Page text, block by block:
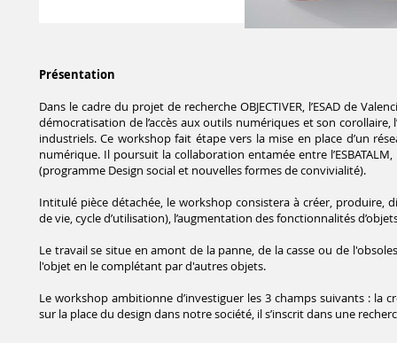
Présentation
Dans le cadre du projet de recherche OBJECTIVER, l’ESAD de
démocratisation de l’accès aux outils numériques et son
industriels. Ce workshop fait étape vers la mise en place d’un
numérique. Il poursuit la collaboration entamée entre
(programme Design social et nouvelles formes de convivialité).
Intitulé pièce détachée, le workshop consistera à créer, produire,
devie, cycle d’utilisation), l’augmentation des fonctionnalités
Le travail se situe en amont de la panne, de la casse ou de
l'objet en lecomplétant par d'autres objets.
Le workshop ambitionne d’investiguer les 3 champs suivants : la
sur la place du design dans notresociété, il s’inscrit dans une